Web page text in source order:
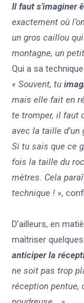
Il faut s’imaginer
exactement où
un gros caillou
montagne, un
Qui a sa
« Souvent, tu
mais elle fait en
te tromper, il faut
avec la taille
Si tu sais que ce
fois la taille du
mètres. Cela
technique ! »,
D’ailleurs, en
maîtriser
anticiper la
ne soit pas trop
réception pentue,